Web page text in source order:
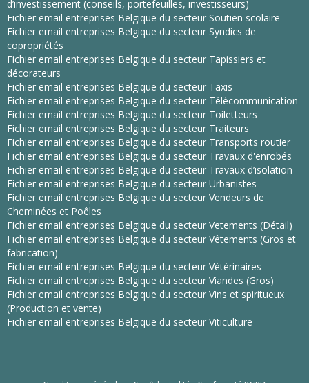
d’investissement (conseils, portefeuilles, investisseurs)
Fichier email entreprises Belgique du secteur Soutien scolaire
Fichier email entreprises Belgique du secteur Syndics de
copropriétés
Fichier email entreprises Belgique du secteur Tapissiers et
décorateurs
Fichier email entreprises Belgique du secteur Taxis
Fichier email entreprises Belgique du secteur Télécommunication
Fichier email entreprises Belgique du secteur Toiletteurs
Fichier email entreprises Belgique du secteur Traiteurs
Fichier email entreprises Belgique du secteur Transports routier
Fichier email entreprises Belgique du secteur Travaux d'enrobés
Fichier email entreprises Belgique du secteur Travaux d’isolation
Fichier email entreprises Belgique du secteur Urbanistes
Fichier email entreprises Belgique du secteur Vendeurs de
Cheminées et Poêles
Fichier email entreprises Belgique du secteur Vetements (Détail)
Fichier email entreprises Belgique du secteur Vêtements (Gros et
fabrication)
Fichier email entreprises Belgique du secteur Vétérinaires
Fichier email entreprises Belgique du secteur Viandes (Gros)
Fichier email entreprises Belgique du secteur Vins et spiritueux
(Production et vente)
Fichier email entreprises Belgique du secteur Viticulture